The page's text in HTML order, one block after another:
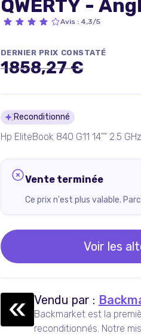
QWERTY -
Avis: 4,3/5
DERNIER PRIX CONSTATÉ
1858,27 €
Détails du
Reconditionné
Hp EliteBook 840 G11 14"" 2.5
Vente terminée
Ce prix n'est plus valable.
Voir les
Vendu par :
Backmarket est la
reconditionnés. Notre